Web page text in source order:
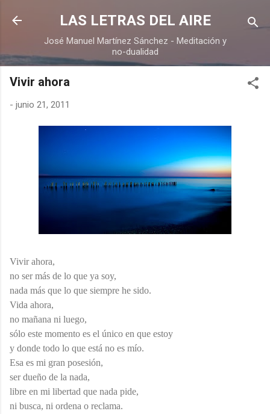
Ir al contenido principal
LAS LETRAS DEL AIRE
José Manuel Martínez Sánchez - Meditación y
no-dualidad
Vivir ahora
- junio 21, 2011
Vivir ahora,
no ser más de lo que ya soy,
nada más que lo que siempre he sido.
Vida ahora,
no mañana ni luego,
sólo este momento es el único en que estoy
y donde todo lo que está no es mío.
Esa es mi gran posesión,
ser dueño de la nada,
libre en mi libertad que nada pide,
ni busca, ni ordena o reclama.